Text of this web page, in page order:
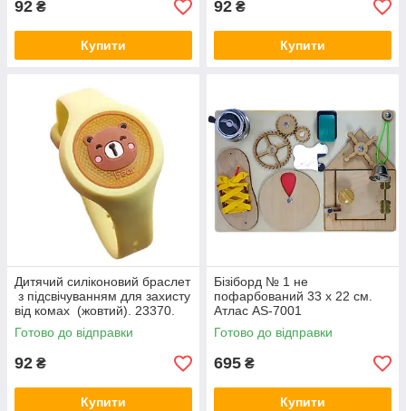
92 ₴
Купити
92 ₴
Купити
Дитячий силіконовий браслет
з підсвічуванням для захисту
від комах (жовтий). 23370.
Готово до відправки
92 ₴
Купити
Бізіборд № 1 не
пофарбований 33 х 22 см.
Атлас AS-7001
Готово до відправки
695 ₴
Купити